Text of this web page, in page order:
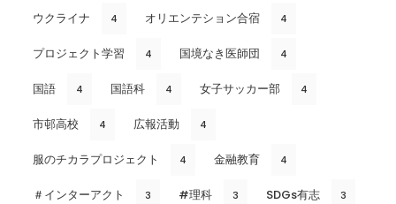
ウクライナ 4 オリエンテション合宿 4
プロジェクト学習 4 国境なき医師団 4
国語 4 国語科 4 女子サッカー部 4
市邨高校 4 広報活動 4
服のチカラプロジェクト 4 金融教育 4
＃インターアクト 3 #理科 3 SDGs有志 3